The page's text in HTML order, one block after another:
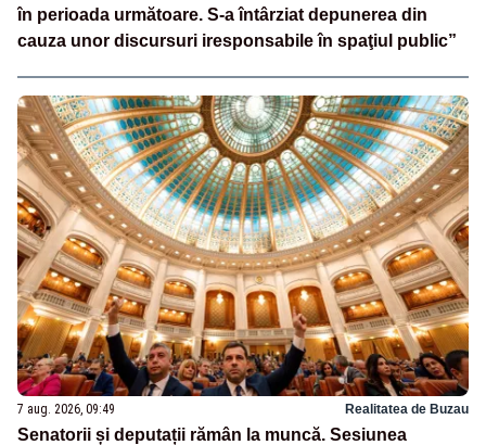
în perioada următoare. S-a întârziat depunerea din
cauza unor discursuri iresponsabile în spaţiul public”
7 aug. 2026, 09:49 Realitatea de Buzau
Senatorii și deputații rămân la muncă. Sesiunea